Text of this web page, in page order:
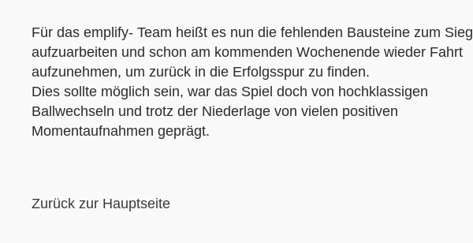
Für das emplify- Team heißt es nun die fehlenden Bausteine zum Sieg
aufzuarbeiten und schon am kommenden Wochenende wieder Fahrt
aufzunehmen, um zurück in die Erfolgsspur zu finden.
Dies sollte möglich sein, war das Spiel doch von hochklassigen
Ballwechseln und trotz der Niederlage von vielen positiven
Momentaufnahmen geprägt.
Zurück zur Hauptseite